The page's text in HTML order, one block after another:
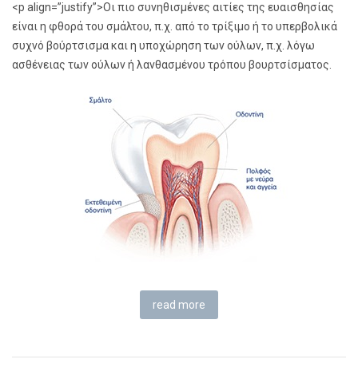
<p align=”justify”>Οι πιο συνηθισμένες αιτίες της ευαισθησίας
είναι η φθορά του σμάλτου, π.χ. από το τρίξιμο ή το υπερβολικά
συχνό βούρτσισμα και η υποχώρηση των ούλων, π.χ. λόγω
ασθένειας των ούλων ή λανθασμένου τρόπου βουρτσίσματος.
read more